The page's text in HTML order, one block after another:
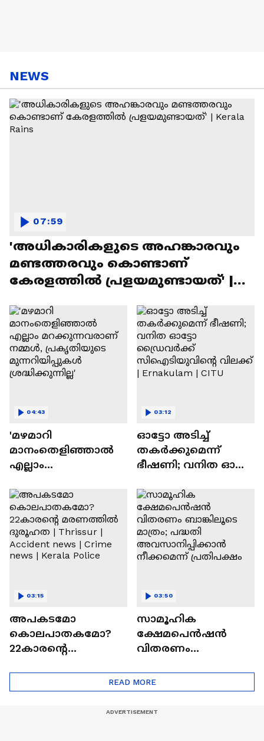
NEWS
'അധികാരികളുടെ അഹങ്കാരവും
മണ്ടത്തരവും കൊണ്ടാണ്
കേരളത്തിൽ പ്രളയമുണ്ടായത്' |
07:59
'മഴമാറി
മാനംതെളിഞ്ഞാൽ
എല്ലാം
നമ്മൾ, പ്രകൃതിയുടെ
മുന്നറിയിപ്പുകൾ
ശ്രദ്ധിക്കുന്നില്ല'
04:43
ഓട്ടോ അടിച്ച്
തക‍ർക്കുമെന്ന്
ഭീഷണി; വനിത ഓട്ടോ
സിഐടിയുവിൻ്റെ
വിലക്ക് | Ernakulam |
CITU
03:12
അപകടമോ
കൊലപാതകമോ?
22കാരന്റെ
ദുരൂഹത | Thrissur |
Accident news | Crime
03:15
സാമൂഹിക
ക്ഷേമപെന്‍ഷന്‍
വിതരണം
പദ്ധതി
അവസാനിപ്പിക്കാന്‍
03:50
READ MORE